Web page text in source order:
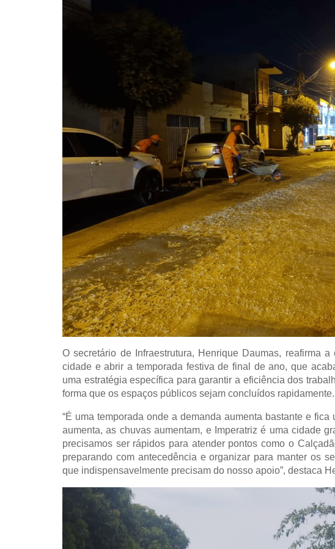
O secretário de Infraestrutura, Henrique Daumas, reafirma
cidade e abrir a temporada festiva de final de ano, que
uma estratégia específica para garantir a eficiência dos
forma que os espaços públicos sejam concluídos rapidamente.
“É uma temporada onde a demanda aumenta bastante e
aumenta, as chuvas aumentam, e Imperatriz é uma cidade
precisamos ser rápidos para atender pontos como o
preparando com antecedência e organizar para manter os
que indispensavelmente precisam do nosso apoio”, destaca